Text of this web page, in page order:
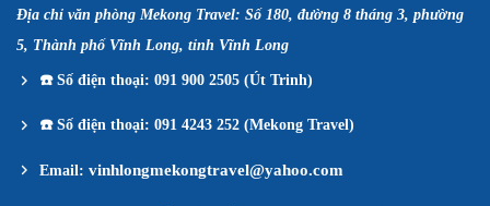
Địa chỉ văn phòng Mekong Travel: Số 180, đường 8 tháng 3, phường
5, Thành phố Vĩnh Long, tỉnh Vĩnh Long
☎️Số điện thoại: 091 900 2505 (Út Trinh)
☎️Số điện thoại: 091 4243 252 (Mekong Travel)
Email: vinhlongmekongtravel@yahoo.com